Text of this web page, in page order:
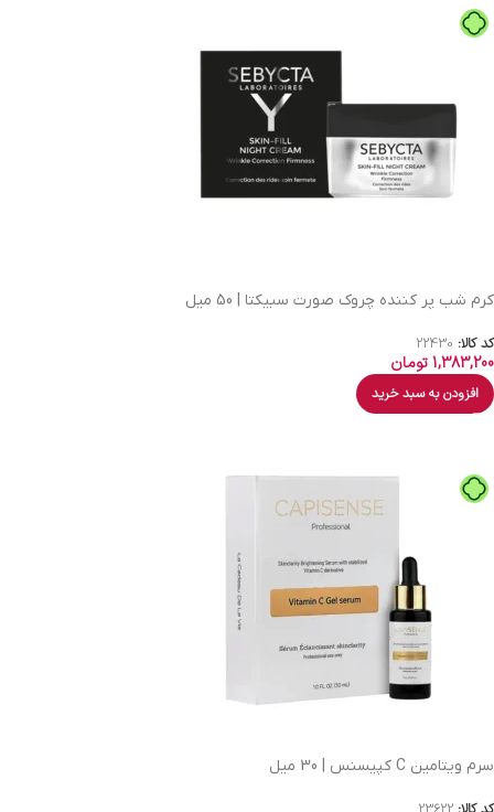
کرم شب پر کننده چروک صورت سبیکتا | 50 میل
کد کالا: 22430
1,383,200تومان
افزودن به سبد خرید
سرم ویتامین C کپیسنس | 30 میل